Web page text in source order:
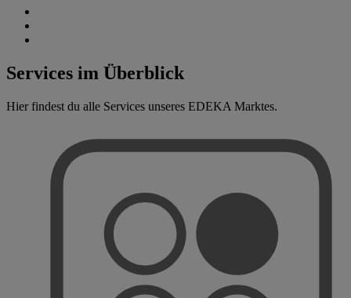
Services im Überblick
Hier findest du alle Services unseres EDEKA Marktes.